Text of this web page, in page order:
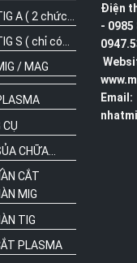
A ( 2 chức...
S ( chỉ có...
/ MAG
CỤ
CHỮA...
CẮT
MIG
TIG
PLASMA
Điện
- 0985
Email: